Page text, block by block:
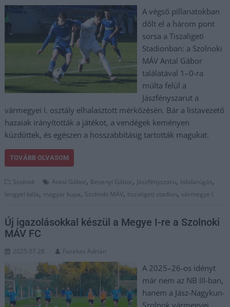
A végső pillanatokban
dőlt el a három pont
sorsa a Tiszaligeti
Stadionban: a Szolnoki
MÁV Antal Gábor
találatával 1–0-ra
múlta felül a
Jászfényszarut a
vármegyei I. osztály elhalasztott mérkőzésén. Bár a listavezető
hazaiak irányították a játékot, a vendégek keményen
küzdöttek, és egészen a hosszabbításig tartották magukat.
TOVÁBB OLVASOM
Szolnok Antal Gábor, Besenyi Gábor, Jászfényszaru, labdarúgás,
lengyel béla, magyar kupa, Szolnoki MÁV, tiszaligeti stadion,vármegye I.
Új igazolásokkal készül a Megye I-re a Szolnoki
MÁV FC
2025.07.28. Fazekas Adrián
A 2025–26-os idényt
már nem az NB III-ban,
hanem a Jász-Nagykun-
Szolnok vármegyei